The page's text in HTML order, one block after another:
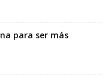
para ser más